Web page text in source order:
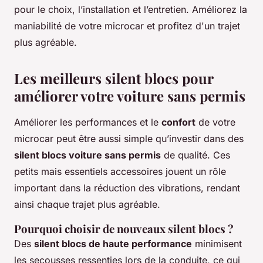
pour le choix, l’installation et l’entretien. Améliorez la
maniabilité de votre microcar et profitez d'un trajet
plus agréable.
Les meilleurs silent blocs pour
améliorer votre voiture sans permis
Améliorer les performances et le confort de votre
microcar peut être aussi simple qu’investir dans des
silent blocs voiture sans permis de qualité. Ces
petits mais essentiels accessoires jouent un rôle
important dans la réduction des vibrations, rendant
ainsi chaque trajet plus agréable.
Pourquoi choisir de nouveaux silent blocs ?
Des silent blocs de haute performance minimisent
les secousses ressenties lors de la conduite, ce qui